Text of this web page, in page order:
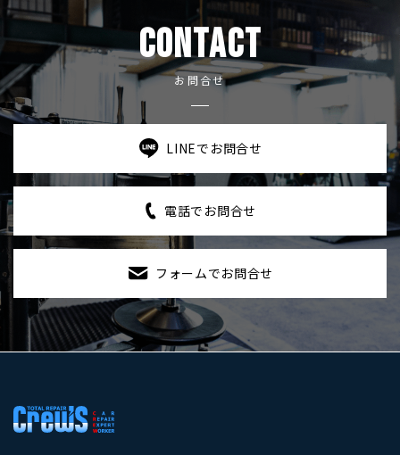
CONTACT
お問合せ
LINEでお問合せ
電話でお問合せ
フォームでお問合せ